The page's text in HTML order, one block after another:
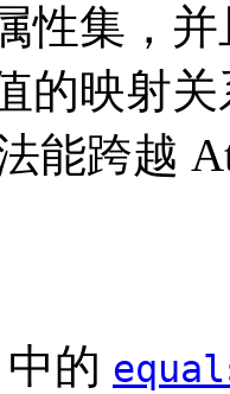
性集，
的映射
能跨越
中的